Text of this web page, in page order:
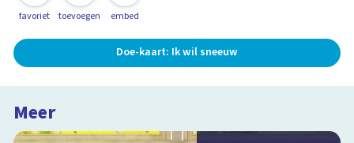
favoriet toevoegen embed
Doe-kaart: Ik wil sneeuw
Meer